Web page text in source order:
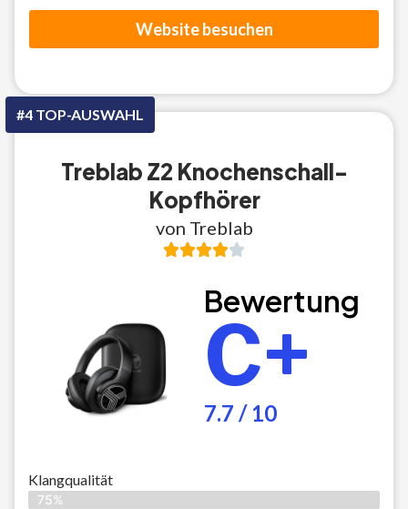
Website besuchen
#4 TOP-AUSWAHL
Treblab Z2 Knochenschall-
Kopfhörer
von Treblab
Bewertung
C+
7.7 / 10
Klangqualität
75%